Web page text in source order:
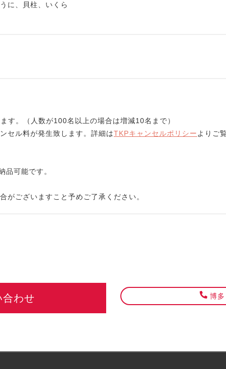
に、貝柱、いくら
す。（人数が100名以上の場合は増減10名まで）
セル料が発生致します。詳細はTKPキャンセルポリシー よりご
品可能です。
がございますこと予めご了承ください。
わせ 博